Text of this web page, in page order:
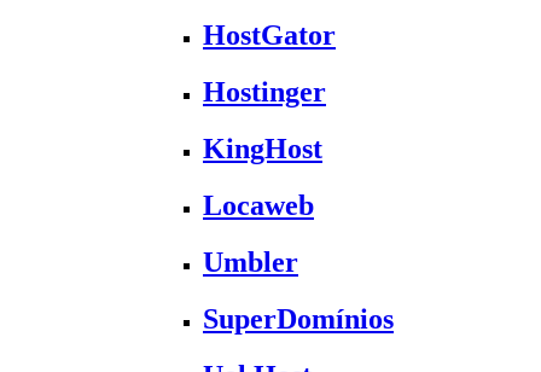
HostGator
Hostinger
KingHost
Locaweb
Umbler
SuperDomínios